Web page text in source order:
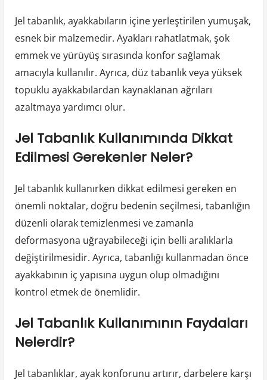
Jel tabanlık, ayakkabıların içine yerleştirilen yumuşak,
esnek bir malzemedir. Ayakları rahatlatmak, şok
emmek ve yürüyüş sırasında konfor sağlamak
amacıyla kullanılır. Ayrıca, düz tabanlık veya yüksek
topuklu ayakkabılardan kaynaklanan ağrıları
azaltmaya yardımcı olur.
Jel Tabanlık Kullanımında Dikkat
Edilmesi Gerekenler Neler?
Jel tabanlık kullanırken dikkat edilmesi gereken en
önemli noktalar, doğru bedenin seçilmesi, tabanlığın
düzenli olarak temizlenmesi ve zamanla
deformasyona uğrayabileceği için belli aralıklarla
değiştirilmesidir. Ayrıca, tabanlığı kullanmadan önce
ayakkabının iç yapısına uygun olup olmadığını
kontrol etmek de önemlidir.
Jel Tabanlık Kullanımının Faydaları
Nelerdir?
Jel tabanlıklar, ayak konforunu artırır, darbelere karşı